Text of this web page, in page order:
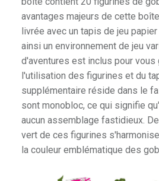
avantages majeurs de cette
livrée avec un tapis de jeu
ainsi un environnement de jeu
d'aventures est inclus pour vous
l'utilisation des figurines et du
supplémentaire réside dans le
sont monobloc, ce qui signifie
aucun assemblage fastidieux.
vert de ces figurines
la couleur emblématique des